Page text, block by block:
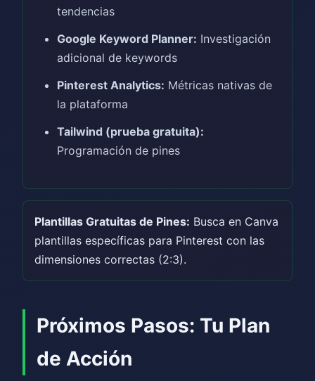
tendencias
Google Keyword Planner: Investigación
adicional de keywords
Pinterest Analytics: Métricas nativas de
la plataforma
Tailwind (prueba gratuita):
Programación de pines
Plantillas Gratuitas de Pines: Busca en Canva
plantillas específicas para Pinterest con las
dimensiones correctas (2:3).
Próximos Pasos: Tu Plan
de Acción